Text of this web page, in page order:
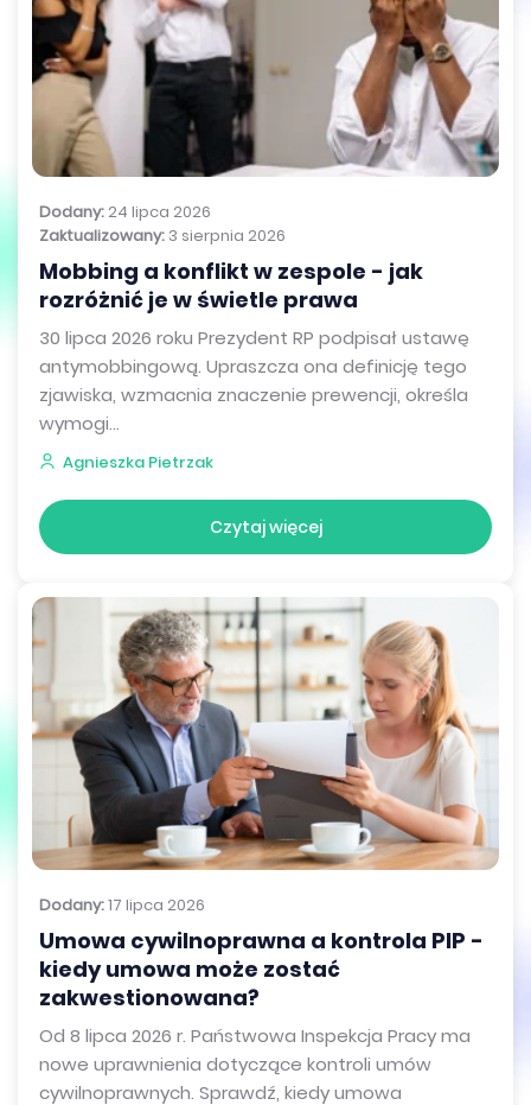
Dodany: 24 lipca 2026
Zaktualizowany:3 sierpnia 2026
Mobbing a konflikt w zespole - jak
rozróżnić je w świetle prawa
30 lipca 2026 roku Prezydent RP podpisał ustawę
antymobbingową. Upraszcza ona definicję tego
zjawiska, wzmacnia znaczenie prewencji, określa
wymogi...
Agnieszka Pietrzak
Czytaj więcej
Dodany:17 lipca 2026
Umowa cywilnoprawna a kontrola PIP -
kiedy umowa może zostać
zakwestionowana?
Od 8 lipca 2026 r. Państwowa Inspekcja Pracy ma
nowe uprawnienia dotyczące kontroli umów
cywilnoprawnych. Sprawdź, kiedy umowa